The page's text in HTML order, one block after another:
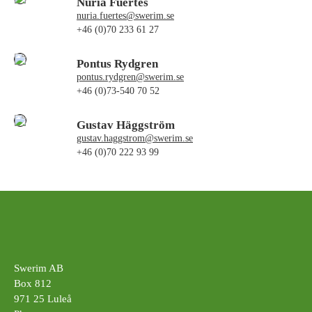
nuria.fuertes@swerim.se
+46 (0)70 233 61 27
Pontus Rydgren
pontus.rydgren@swerim.se
+46 (0)73-540 70 52
Gustav Häggström
gustav.haggstrom@swerim.se
+46 (0)70 222 93 99
Swerim AB
Box 812
971 25 Luleå